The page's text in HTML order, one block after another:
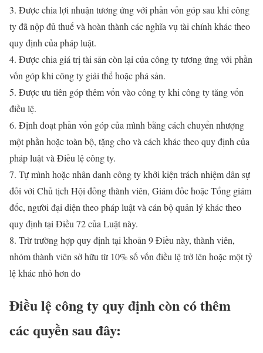
3. Được chia lợi nhuận tương ứng với phần vốn góp sau khi công
ty đã nộp đủ thuế và hoàn thành các nghĩa vụ tài chính khác theo
quy định của pháp luật.
4. Được chia giá trị tài sản còn lại của công ty tương ứng với phần
vốn góp khi công ty giải thể hoặc phá sản.
5. Được ưu tiên góp thêm vốn vào công ty khi công ty tăng vốn
điều lệ.
6. Định đoạt phần vốn góp của mình bằng cách chuyển nhượng
một phần hoặc toàn bộ, tặng cho và cách khác theo quy định của
pháp luật và Điều lệ công ty.
7. Tự mình hoặc nhân danh công ty khởi kiện trách nhiệm dân sự
đối với Chủ tịch Hội đồng thành viên, Giám đốc hoặc Tổng giám
đốc, người đại diện theo pháp luật và cán bộ quản lý khác theo
quy định tại Điều 72 của Luật này.
8. Trừ trường hợp quy định tại khoản 9 Điều này, thành viên,
nhóm thành viên sở hữu từ 10% số vốn điều lệ trở lên hoặc một tỷ
lệ khác nhỏ hơn do
Điều lệ công ty quy định còn có thêm
các quyền sau đây: